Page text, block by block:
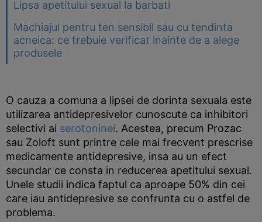
Lipsa apetitului sexual la barbati
Machiajul pentru ten sensibil sau cu tendinta
acneica: ce trebuie verificat inainte de a alege
produsele
O cauza a comuna a lipsei de dorinta sexuala este
utilizarea antidepresivelor cunoscute ca inhibitori
selectivi ai serotoninei. Acestea, precum Prozac
sau Zoloft sunt printre cele mai frecvent prescrise
medicamente antidepresive, insa au un efect
secundar ce consta in reducerea apetitului sexual.
Unele studii indica faptul ca aproape 50% din cei
care iau antidepresive se confrunta cu o astfel de
problema.